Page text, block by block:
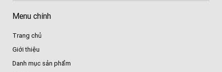
Menu chính
Trang chủ
Giới thiệu
Danh mục sản phẩm